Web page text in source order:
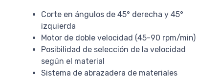
Corte en ángulos de 45° derecha y 45°
izquierda
Motor de doble velocidad (45-90 rpm/min)
Posibilidad de selección de la velocidad
según el material
Sistema de abrazadera de materiales